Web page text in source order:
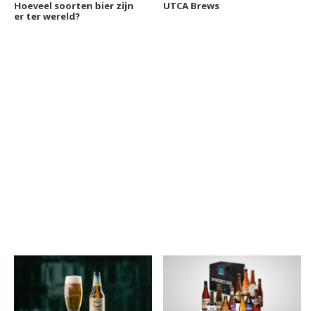
Hoeveel soorten bier zijn
er ter wereld?
UTCA Brews